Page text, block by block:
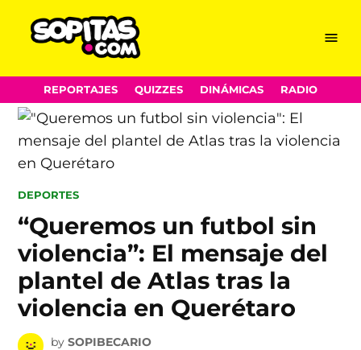
Skip
to
content
Menu
REPORTAJES QUIZZES DINÁMICAS RADIO
POSTED
DEPORTES
“Queremos un futbol sin
violencia”: El mensaje del
plantel de Atlas tras la
violencia en Querétaro
by SOPIBECARIO